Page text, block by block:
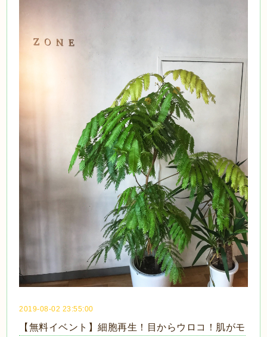
2019-08-02 23:55:00
【無料イベント】細胞再生！目からウロコ！肌がモ